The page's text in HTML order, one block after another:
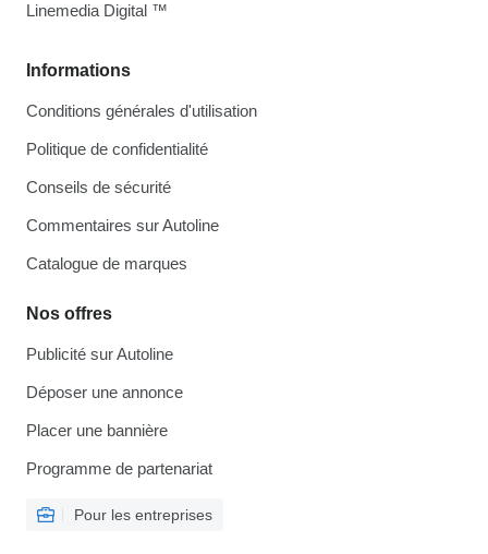
Informations
Conditions générales d'utilisation
Politique de confidentialité
Conseils de sécurité
Commentaires sur Autoline
Catalogue de marques
Nos offres
Publicité sur Autoline
Déposer une annonce
Placer une bannière
Programme de partenariat
Pour les entreprises
Linemedia Digital ™